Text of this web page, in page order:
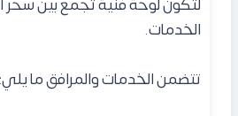
لتكون لوحة فنية تجمع بين سحر
الخدمات.
تتضمن الخدمات والمرافق ما يلي: